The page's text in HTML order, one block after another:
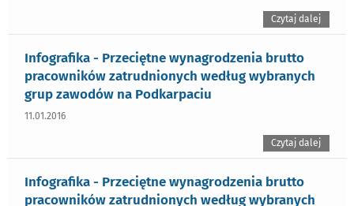
Czytaj dalej
Infografika - Przeciętne wynagrodzenia brutto
pracowników zatrudnionych według wybranych
grup zawodów na Podkarpaciu
11.01.2016
Czytaj dalej
Infografika - Przeciętne wynagrodzenia brutto
pracowników zatrudnionych według wybranych